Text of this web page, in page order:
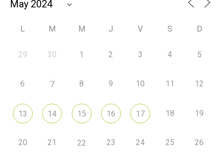
L M M J V S D
29 30 1 2 3 4 5
6 7 8 9 10 11 12
13 14 15 16 17 18 19
20 21 22 23 24 25 26